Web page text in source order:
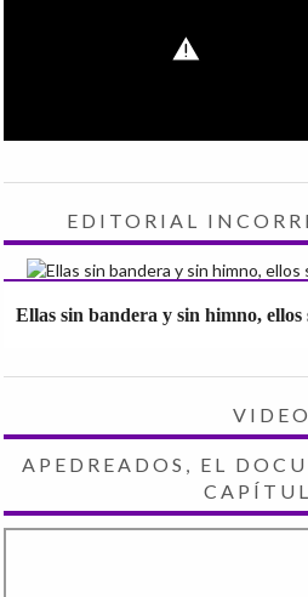
EDITORIAL
Ellas sin bandera y sin himno, ellos
VIDEO
APEDREADOS, EL